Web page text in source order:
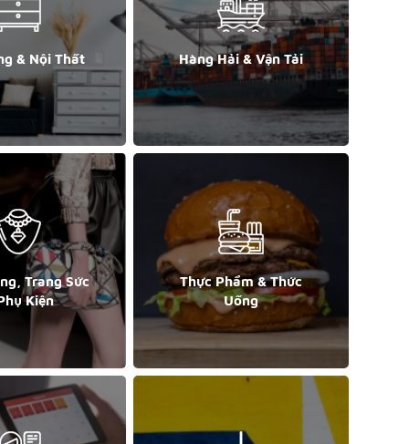
& Nội Thất Hàng Hải & Vận Tải
Trang Sức
Kiện
Thực Phẩm & Thức
Uống